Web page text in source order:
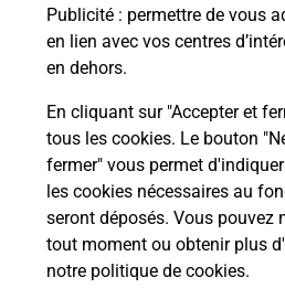
Publicité : permettre de vous
en lien avec vos centres
en dehors.
En cliquant sur "Accepter et
tous les cookies. Le bouton
fermer" vous permet
les cookies nécessaires au
seront déposés. Vous pouvez
tout moment ou obtenir plus
notre politique de cookies.
Quel réseau utilise La
Est-ce que je peux
numéro de mobile
Est-ce que je peux
avec La Poste Mobile ?